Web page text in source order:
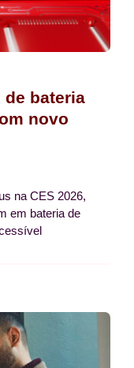
de bateria
novo
na CES 2026,
em bateria de